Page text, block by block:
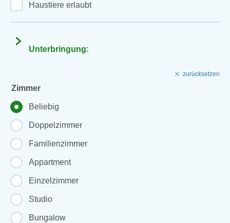
Haustiere erlaubt
Unterbringung:
zurücksetzen
Zimmer
Beliebig
Doppelzimmer
Familienzimmer
Appartment
Einzelzimmer
Studio
Bungalow